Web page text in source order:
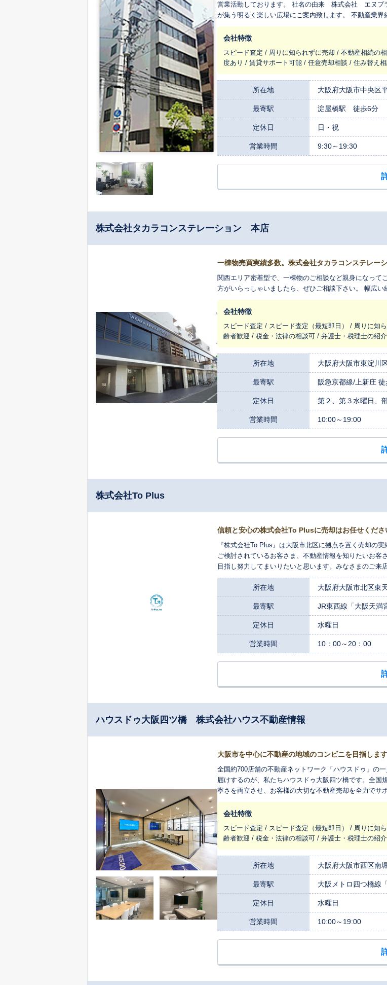
営業活動しております。 社名の由来 株式会社 エヌプラッツ（N-Platz） ナビゲート（案内）プラッツ（広場）『みんな
が集う明るく楽しい広場にご案内致します。 不動産業界経験３０年の知識と経験をもとにお客様の人生設計を共に考えさせ
て頂き最も良い方向にご案内致します。
会社特徴
スピード査定 / 周りに知られずに売却 / 不動産相続の
度あり / 賃貸サポート可能 / 任意売却相談 / 住み替え
所在地 大阪府大阪市中央区
最寄駅 淀屋橋駅 徒歩6分
定休日 日・祝
営業時間 9:30～19:30
株式会社タカラコンステレーション 本店
一棟物売買実績多数。株式会社タカラコンステレーシ
関西エリア密着型で、一棟物のご相談など親身になっ
方がいらっしゃいましたら、ぜひご相談下さい。 幅広い
会社特徴
スピード査定 / スピード査定（最短即日） / 周りに知
齢者歓迎 / 税金・法律の相談可 / 弁護士・税理士の紹
所在地 大阪府大阪市東淀川
最寄駅 阪急京都線/上新庄
定休日 第２、第３水曜日、
営業時間 10:00～19:00
株式会社To Plus
信頼と安心の株式会社To Plusに売却はお任せくださ
『株式会社To Plus』は大阪市北区に拠点を置く売却の
ご検討されているお客さま、不動産情報を知りたいお
目指し努力してまいりたいと思います。みなさまのご来
所在地 大阪府大阪市北区
最寄駅 JR東西線「大阪天満
定休日 水曜日
営業時間 10：00～20：00
ハウスドゥ大阪四ツ橋 株式会社ハウス不動産情報
大阪市を中心に不動産の地域のコンビニを目指します
全国約700店舗の不動産ネットワーク「ハウスドゥ」の
届けするのが、私たちハウスドゥ大阪四ツ橋です。全
寧さを両立させ、お客様の大切な不動産売却を全力でサポートいたします。 私たちの強みは
最大限に活用した売却力です。大阪市内はもちろん、
多くの方へお客様の物件をご紹介する機会があります
おしゃれなマンションや活気ある商業施設が共存する
き、将来性までを熟知しているからこそ、データだけ
ご提示できるのです。 何よりも私たちが大切にしているのは、お客様一人ひとりのご事情や「想い」に寄り添うことです。
なぜ売却をお考えなのか、その先にどのような未来を
お伺いすることから始めます。査定価格の根拠を一つ
合った最善の売却計画を共に考え抜く相談相手であり
りも重要です。まずはお客様のお悩みやご希望を、私た
会社特徴
スピード査定 / スピード査定（最短即日） / 周りに知
齢者歓迎 / 税金・法律の相談可 / 弁護士・税理士の紹
所在地 大阪府大阪市西区南
最寄駅 大阪メトロ四つ橋線
定休日 水曜日
営業時間 10:00～19:00